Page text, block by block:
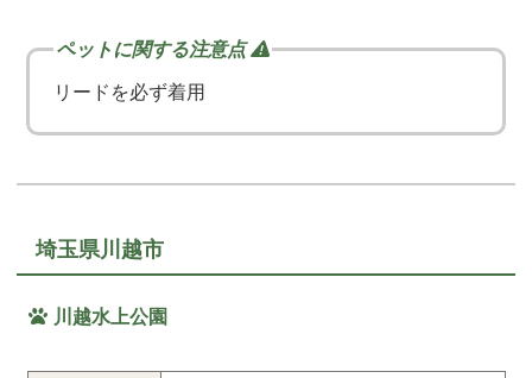
リードを必ず着用
埼玉県川越市
川越水上公園